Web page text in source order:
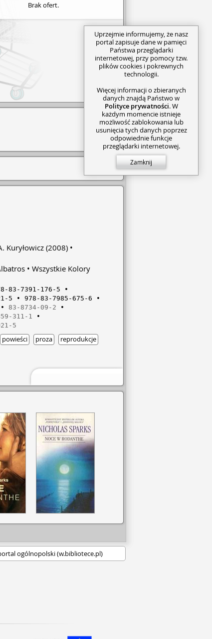
Brak ofert.
Kuryłowicz(2008)
Wszystkie Kolory
83-7391-176-5
5
978-83-7985-675-6
83-8734-09-2
311-1
5
powieści proza
reprodukcje
Uprzejmie informujemy, że nasz
portal zapisuje dane w pamięci
Państwa przeglądarki
internetowej, przy pomocy tzw.
plików cookies i pokrewnych
technologii.
Więcej informacji o zbieranych
danych znajdą Państwo w
Polityce prywatności. W
każdym momencie istnieje
możliwość zablokowania lub
usunięcia tych danych poprzez
odpowiednie funkcje
przeglądarki internetowej.
Zamknij